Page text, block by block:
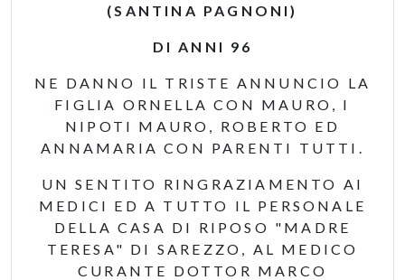
(SANTINA PAGNONI)
DI ANNI 96
NE DANNO IL TRISTE ANNUNCIO LA
FIGLIA ORNELLA CON MAURO, I
NIPOTI MAURO, ROBERTO ED
ANNAMARIA CON PARENTI TUTTI.
UN SENTITO RINGRAZIAMENTO AI
MEDICI ED A TUTTO IL PERSONALE
DELLA CASA DI RIPOSO "MADRE
TERESA" DI SAREZZO, AL MEDICO
CURANTE DOTTOR MARCO